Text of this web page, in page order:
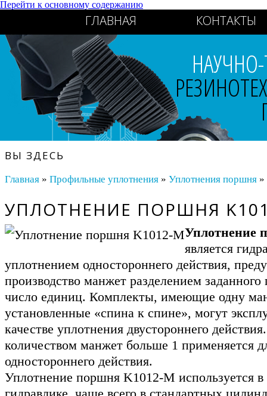
Перейти к основному содержанию
ГЛАВНАЯ КОНТАКТЫ
ВЫ ЗДЕСЬ
Главная» Профильные уплотнения» Уплотнения поршня»
УПЛОТНЕНИЕ ПОРШНЯ
Уплотнение
является
уплотнением одностороннего действия,
производство манжет разделением
число единиц. Комплекты, имеющие одну
установленные «спина к спине», могут
качестве уплотнения двустороннего
количеством манжет больше 1 применяется
одностороннего действия.
Уплотнение поршня K1012-M используется в